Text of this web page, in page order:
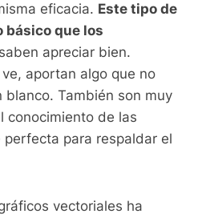
eficacia. Este tipo de
básico que los
saben apreciar bien.
aportan algo que no
blanco. También son muy
conocimiento de las
para respaldar el
vectoriales ha